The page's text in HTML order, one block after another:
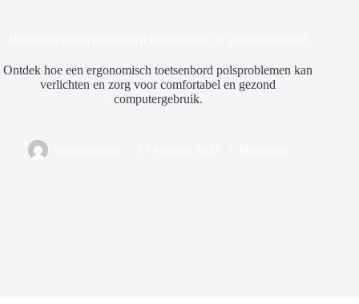
Ontdek hoe een ergonomisch toetsenbord polsproblemen kan
verlichten en zorg voor comfortabel en gezond
computergebruik.